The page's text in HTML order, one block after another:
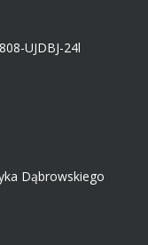
UJDBJ-24l
Dąbrowskiego